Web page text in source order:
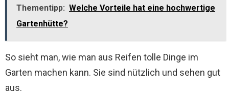
Thementipp: Welche Vorteile hat eine hochwertige
Gartenhütte?
So sieht man, wie man aus Reifen tolle Dinge im
Garten machen kann. Sie sind nützlich und sehen gut
aus.